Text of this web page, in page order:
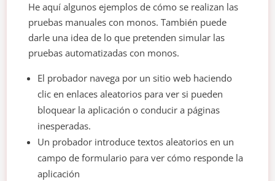
He aquí algunos ejemplos de cómo se realizan las
pruebas manuales con monos. También puede
darle una idea de lo que pretenden simular las
pruebas automatizadas con monos.
El probador navega por un sitio web haciendo
clic en enlaces aleatorios para ver si pueden
bloquear la aplicación o conducir a páginas
inesperadas.
Un probador introduce textos aleatorios en un
campo de formulario para ver cómo responde la
aplicación